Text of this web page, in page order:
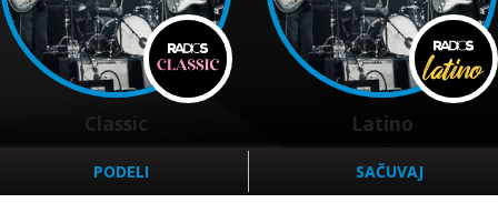
Classic Latino
PODELI SAČUVAJ